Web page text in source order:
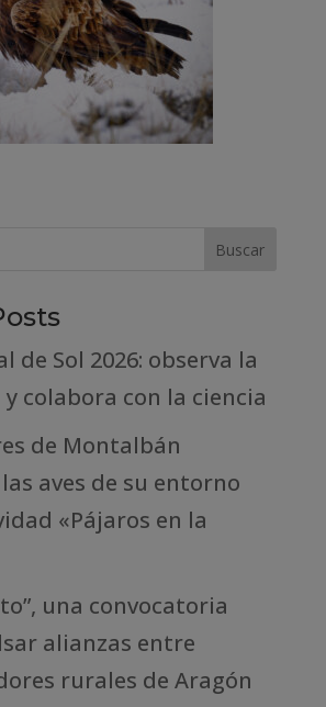
de Sol 2026: observa la
colabora con la ciencia
de Montalbán
aves de su entorno
«Pájaros en la
una convocatoria
alianzas entre
rurales de Aragón